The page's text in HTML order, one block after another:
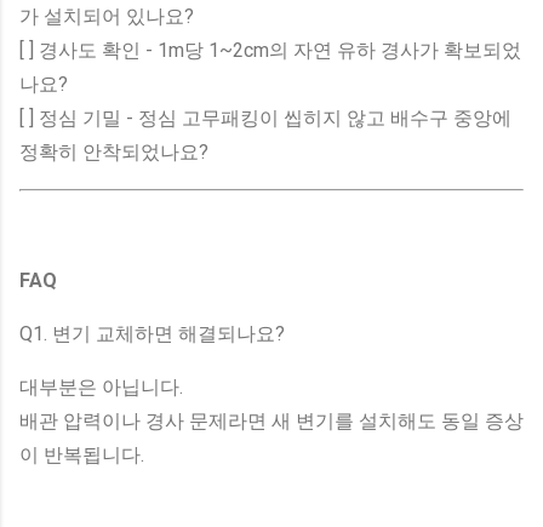
가 설치되어 있나요?
[ ] 경사도 확인 - 1m당 1~2cm의 자연 유하 경사가 확보되었
나요?
[ ] 정심 기밀 - 정심 고무패킹이 씹히지 않고 배수구 중앙에
정확히 안착되었나요?
FAQ
Q1. 변기 교체하면 해결되나요?
대부분은 아닙니다.
배관 압력이나 경사 문제라면 새 변기를 설치해도 동일 증상
이 반복됩니다.